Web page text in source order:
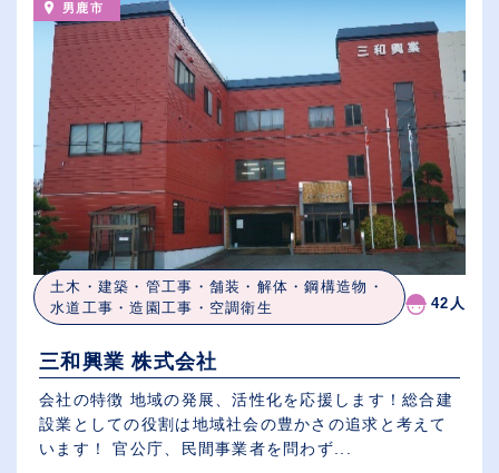
男鹿市
土木・建築・管工事・舗装・解体・鋼構造物・
水道工事・造園工事・空調衛生
42人
三和興業 株式会社
会社の特徴 地域の発展、活性化を応援します！総合建
設業としての役割は地域社会の豊かさの追求と考えて
います！ 官公庁、民間事業者を問わず...